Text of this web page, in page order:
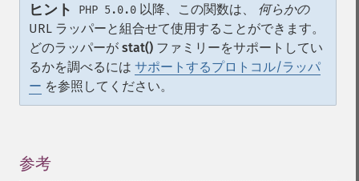
ヒント PHP 5.0.0 以降、この関数は、 何らかの
URL ラッパーと組合せて使用することができます。
どのラッパーが stat() ファミリーをサポートしてい
るかを調べるには サポートするプロトコル/ラッパ
ー を参照してください。
参考